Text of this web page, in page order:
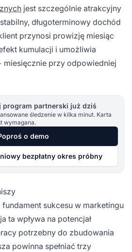
jest szczególnie atrakcyjny
długoterminowy dochód
przynosi prowizję miesiąc
kumulacji i umożliwia
miesięcznie przy odpowiedniej
program partnerski już dziś
śledzenie w kilka minut. Karta
wymagana.
o demo
bezpłatny okres próbny
sukcesu w marketingu
ta wpływa na potencjał
potrzebny do zbudowania
powinna spełniać trzy